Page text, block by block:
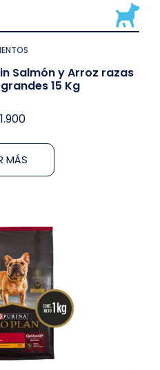
Salmón y Arroz razas
15 Kg
MÁS